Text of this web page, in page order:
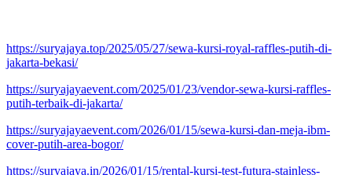
https://suryajaya.top/2025/05/27/sewa-kursi-royal-raffles-putih-di-
jakarta-bekasi/
https://suryajayaevent.com/2025/01/23/vendor-sewa-kursi-raffles-
putih-terbaik-di-jakarta/
https://suryajayaevent.com/2026/01/15/sewa-kursi-dan-meja-ibm-
cover-putih-area-bogor/
https://suryajaya.in/2026/01/15/rental-kursi-test-futura-stainless-